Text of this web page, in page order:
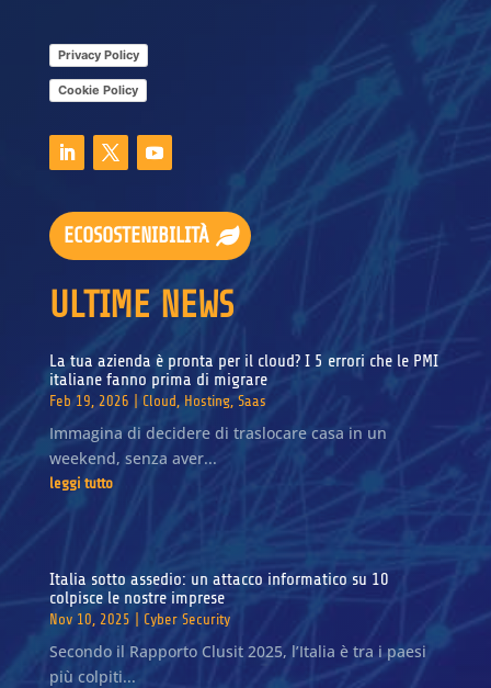
Privacy Policy
Cookie Policy
ECOSOSTENIBILITÀ
ULTIME NEWS
La tua azienda è pronta per il cloud? I 5 errori che le PMI
italiane fanno prima di migrare
Feb 19, 2026 Cloud Hosting Saas
Immagina di decidere di traslocare casa in un
weekend, senza aver...
leggi tutto
Italia sotto assedio: un attacco informatico su 10
colpisce le nostre imprese
Nov 10, 2025 Cyber Security
Secondo il Rapporto Clusit 2025, l’Italia è tra i paesi
più colpiti...